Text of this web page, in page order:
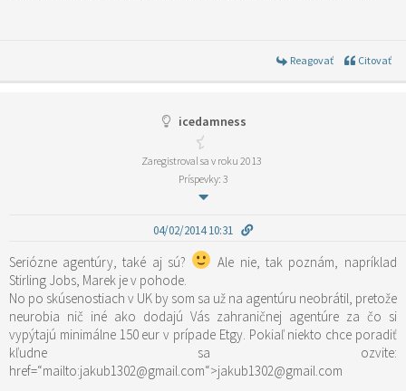
Reagovať Citovať
icedamness
Zaregistroval sa v roku 2013
Príspevky: 3
04/02/2014 10:31
Seriózne agentúry, také aj sú?
Ale nie, tak poznám, napríklad
Stirling Jobs, Marek je v pohode.
No po skúsenostiach v UK by som sa už na agentúru neobrátil, pretože
neurobia nič iné ako dodajú Vás zahraničnej agentúre za čo si
vypýtajú minimálne 150 eur v prípade Etgy. Pokiaľ niekto chce poradiť
kľudne sa ozvite:
href=“mailto:jakub1302@gmail.com“>jakub1302@gmail.com